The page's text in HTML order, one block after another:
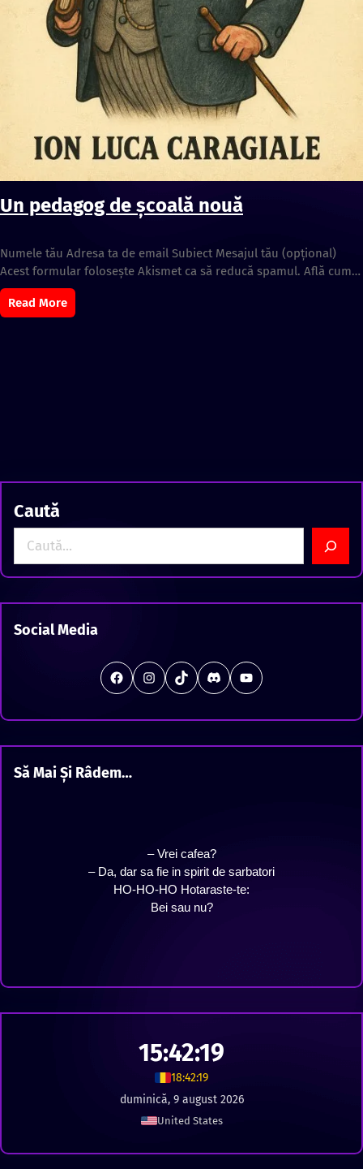
Un pedagog de şcoală nouă
Numele tău Adresa ta de email Subiect Mesajul tău (opțional)
Acest formular folosește Akismet ca să reducă spamul. Află cum…
Read More
Caută
a
h
Social Media
# Instagram TikTok Discord Station Offline
Să Mai Și Râdem…
– Vrei cafea?
– Da, dar sa fie in spirit de sarbatori
HO-HO-HO Hotaraste-te:
Bei sau nu?
15:42:20
18:42:20
duminică, 9 august 2026
United States